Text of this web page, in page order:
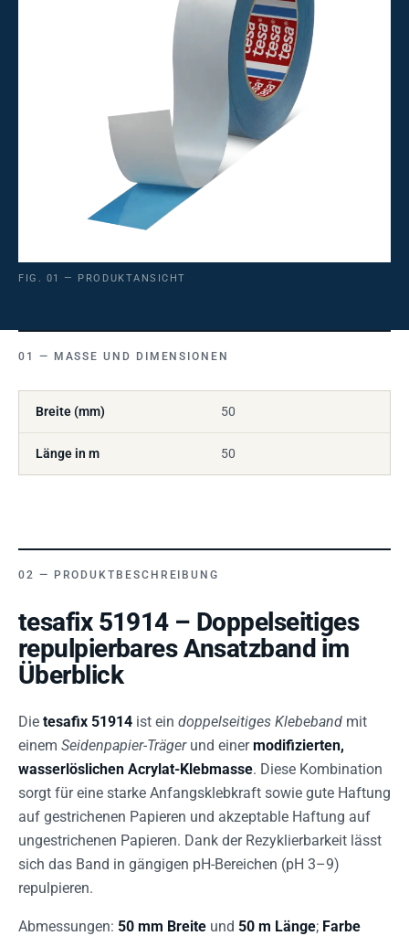
FIG. 01 — PRODUKTANSICHT
MASSE UND DIMENSIONEN
Breite (mm) 50
Länge in m 50
PRODUKTBESCHREIBUNG
tesafix 51914 – Doppelseitiges
repulpierbares Ansatzband im
Überblick
Die tesafix 51914 ist ein doppelseitiges Klebeband mit
einem Seidenpapier-Trägerund einermodifizierten,
wasserlöslichen Acrylat-Klebmasse. Diese Kombination
sorgt für eine starke Anfangsklebkraft sowie gute Haftung
auf gestrichenen Papieren und akzeptable Haftung auf
ungestrichenen Papieren. Dank der Rezyklierbarkeit lässt
sich das Band in gängigen pH-Bereichen (pH 3–9)
repulpieren.
Abmessungen: 50 mm Breite und 50 m Länge; Farbe